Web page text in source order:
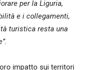
per la Liguria,
e i collegamenti,
turistica resta una
impatto sui territori